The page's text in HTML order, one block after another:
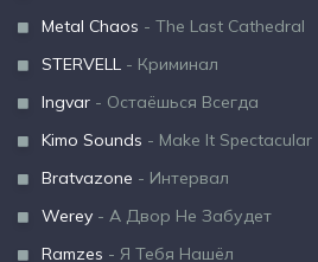
Metal Chaos - The Last Cathedral
STERVELL - Криминал
Ingvar - Остаёшься Всегда
Kimo Sounds - Make It Spectacular
Bratvazone - Интервал
Werey - А Двор Не Забудет
Ramzes - Я Тебя Нашёл